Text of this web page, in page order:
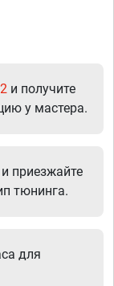
и получите
у мастера.
приезжайте
тюнинга.
для